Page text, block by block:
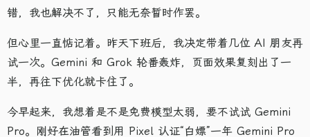
错，我也解决不了，只能无奈暂时作罢。
但心里一直惦记着。昨天下班后，我决定带着几位 AI 朋友再
试一次。Gemini 和 Grok 轮番轰炸，页面效果复刻出了一
半，再往下优化就卡住了。
今早起来，我想着是不是免费模型太弱，要不试试 Gemini
Pro。刚好在油管看到用 Pixel 认证“白嫖”一年 Gemini Pro